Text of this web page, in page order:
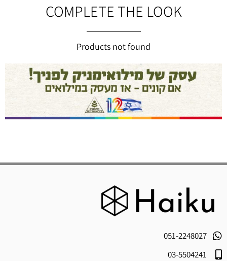
COMPLETE THE LOOK
Products not found
051-2248027
03-5504241